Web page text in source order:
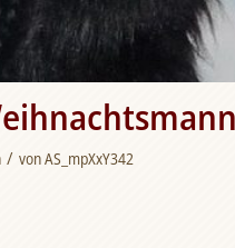
/ vonAS_mpXxY342